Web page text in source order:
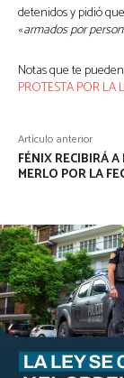
detenidos y pidió
«armados por
Notas que te
PROTESTA POR LA
Artículo anterior
FÉNIX RECIBIRÁ
MERLO POR LA